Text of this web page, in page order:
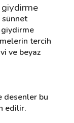
sünnet
giydirme
tercih
ve beyaz
desenler bu
edilir.